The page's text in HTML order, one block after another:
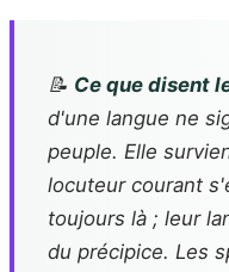
📝 Ce que disent
d'une langue ne
peuple. Elle
locuteur courant
toujours là ; leur
du précipice. Les